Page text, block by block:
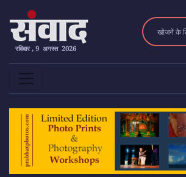
रविवार , 9 अगस्त 2026